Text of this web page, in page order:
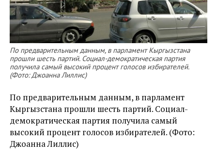
По предварительным данным, в парламент Кыргызстана
прошли шесть партий. Социал-демократическая партия
получила самый высокий процент голосов избирателей.
(Фото: Джоанна Лиллис)
По предварительным данным, в парламент
Кыргызстана прошли шесть партий. Социал-
демократическая партия получила самый
высокий процент голосов избирателей. (Фото:
Джоанна Лиллис)